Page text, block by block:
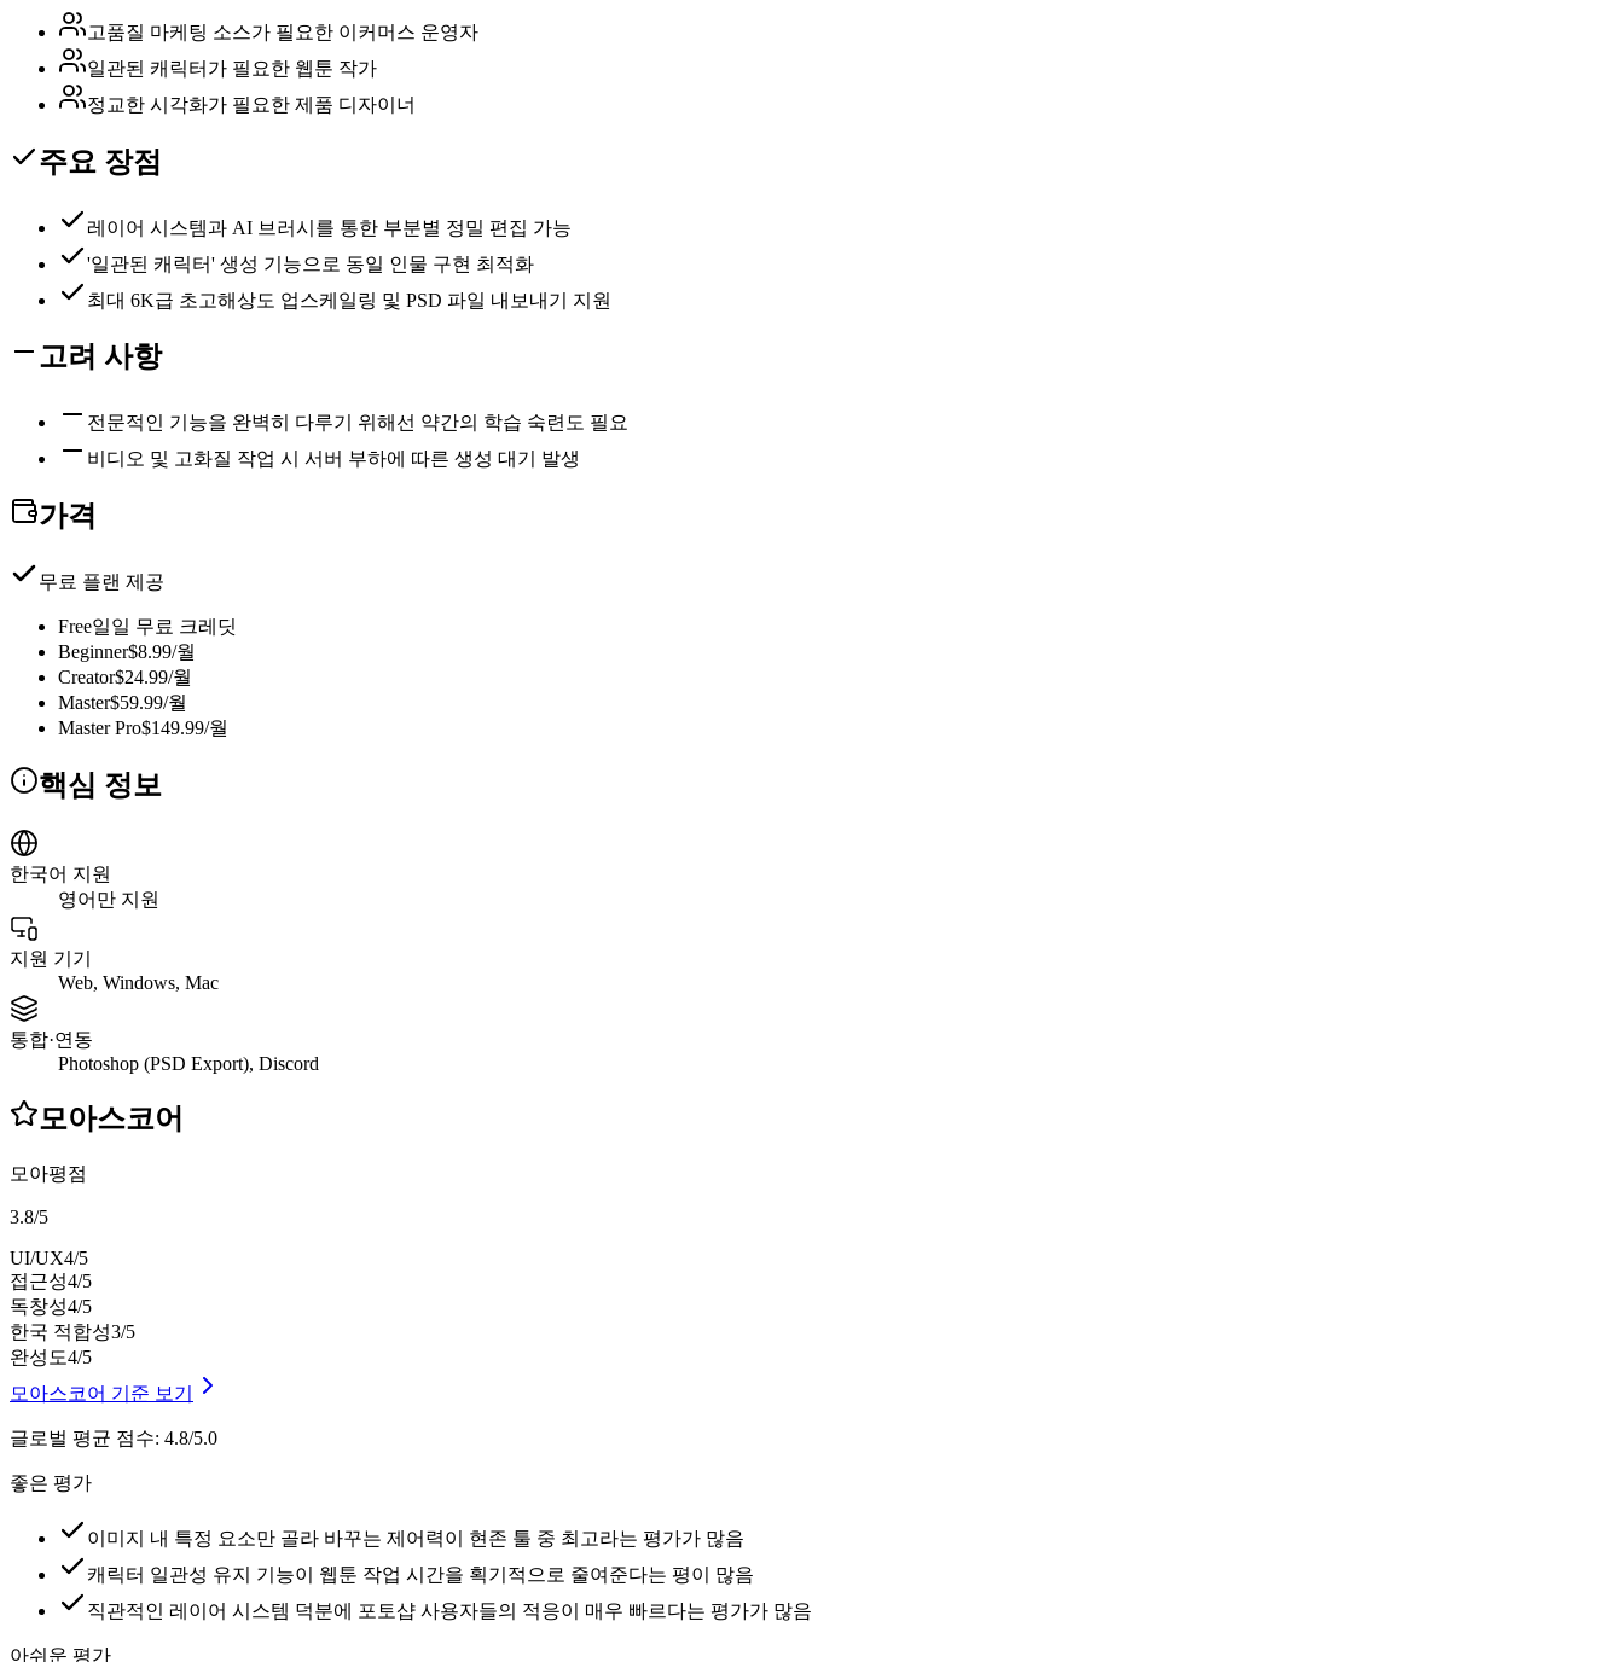
고품질 마케팅 소스가 필요한 이커머스 운영자
일관된 캐릭터가 필요한 웹툰 작가
정교한 시각화가 필요한 제품 디자이너
주요 장점
레이어 시스템과 AI 브러시를 통한 부분별 정밀 편집 가능
'일관된 캐릭터' 생성 기능으로 동일 인물 구현 최적화
최대 6K급 초고해상도 업스케일링 및 PSD 파일 내보내기 지원
고려 사항
전문적인 기능을 완벽히 다루기 위해선 약간의 학습 숙련도 필요
비디오 및 고화질 작업 시 서버 부하에 따른 생성 대기 발생
가격
무료 플랜 제공
Free일일 무료 크레딧
Beginner$8.99/월
Creator$24.99/월
Master$59.99/월
Master Pro$149.99/월
핵심 정보
한국어 지원
영어만 지원
지원 기기
Web, Windows, Mac
통합·연동
Photoshop (PSD Export), Discord
모아스코어
모아평점
3.8/5
UI/UX4/5
접근성4/5
독창성4/5
한국 적합성3/5
완성도4/5
모아스코어 기준 보기
글로벌 평균 점수: 4.8/5.0
좋은 평가
이미지 내 특정 요소만 골라 바꾸는 제어력이 현존 툴 중 최고라는 평가가 많음
캐릭터 일관성 유지 기능이 웹툰 작업 시간을 획기적으로 줄여준다는 평이 많음
직관적인 레이어 시스템 덕분에 포토샵 사용자들의 적응이 매우 빠르다는 평가가 많음
아쉬운 평가